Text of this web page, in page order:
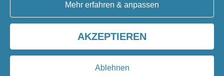
ImpressumKontaktCookie-Einstellungen
Copyright 2026 -erica gilb
Alle Preise exklusive gesetzlicher Mehrwertsteuer.
AKZEPTIEREN
Ablehnen
Mehr erfahren & anpassen